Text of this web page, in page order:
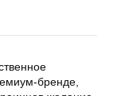
бренде,